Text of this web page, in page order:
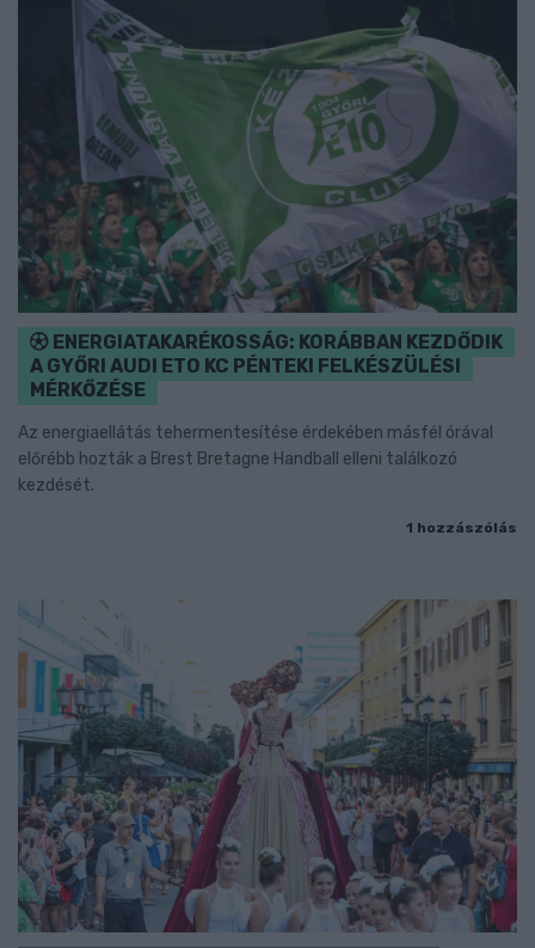
ENERGIATAKARÉKOSSÁG: KORÁBBAN KEZDŐDIK
A GYŐRI AUDI ETO KC PÉNTEKI FELKÉSZÜLÉSI
MÉRKŐZÉSE
Az energiaellátás tehermentesítése érdekében másfél órával
előrébb hozták a Brest Bretagne Handball elleni találkozó
kezdését.
1 hozzászólás